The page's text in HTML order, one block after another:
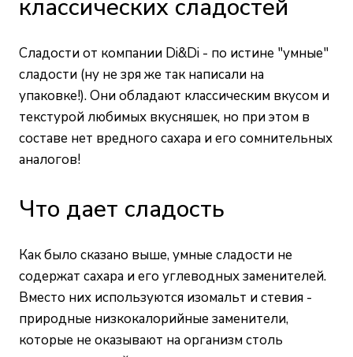
классических сладостей
Сладости от компании Di&Di - по истине "умные"
сладости (ну не зря же так написали на
упаковке!). Они обладают классическим вкусом и
текстурой любимых вкусняшек, но при этом в
составе нет вредного сахара и его сомнительных
аналогов!
Что дает сладость
Как было сказано выше, умные сладости не
содержат сахара и его углеводных заменителей.
Вместо них используются изомальт и стевия -
природные низкокалорийные заменители,
которые не оказывают на организм столь